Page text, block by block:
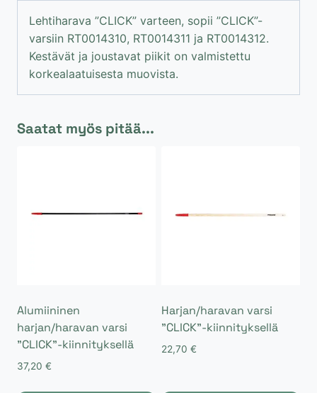
Lehtiharava ”CLICK” varteen, sopii ”CLICK”-
varsiin RT0014310, RT0014311 ja RT0014312.
Kestävät ja joustavat piikit on valmistettu
korkealaatuisesta muovista.
Saatat myös pitää...
Alumiininen
harjan/haravan varsi
”CLICK”-kiinnityksellä
37,20 €
Harjan/haravan varsi
”CLICK”-kiinnityksellä
22,70 €